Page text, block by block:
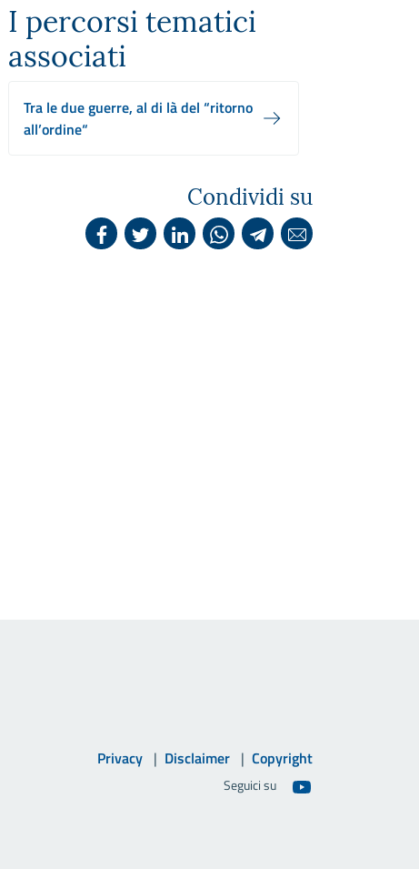
I percorsi tematici
associati
Tra le due guerre, al di là del “ritorno
all’ordine“
Condividi su
Privacy Disclaimer Copyright
Seguici su